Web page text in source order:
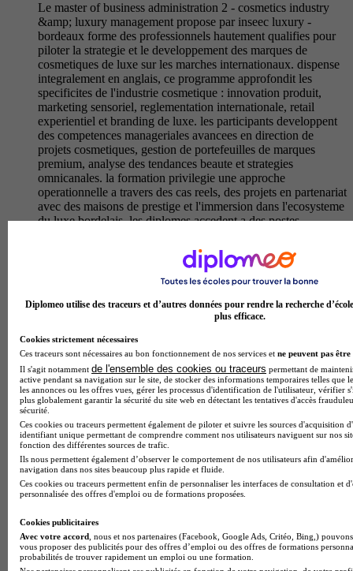
Le master of business administration 2 - cosmetics industry
&amp; luxury management propose par inseec luxury -
bordeaux forme des professionnels hautement qualifies pour
piloter la strategie et le developpement des marques de
cosmetiques de luxe sur les marches internationaux. dispense
integralement en anglais, ce programme approfondit les
specificites de l'industrie cosmetique : innovation produit,
marketing sensoriel, reglementation internationale, retail
experientiel et branding de luxe. les participants developpent
des competences manageriales avancees en direction de
projets cosmetiques, gestion de portefeuilles de marques
premium, analyse des tendances beaute et strategies
omnicanales. la formation privilegie une approche
operationnelle a travers des cas reels, des projets en partenariat
avec des maisons de prestige et l'immersion dans l'ecosysteme
du luxe bordelais. les diplomes accedent a des postes
product manager, directeur marketing beaute ou business
developer luxe au sein de groupes cosmetiques internationaux
En présentiel
MSc - In Luxury Management, Goods et
Services
Le master of science in luxury management, goods et services
propose par inseec luxury a bordeaux forme des experts
capables de piloter la strategie et le developpement des
marques de luxe sur les marches internationaux. au
programme : management de l'experience client haut de
gamme, strategies marketing et communication premium,
gestion de la distribution selective, analyse des tendances et
comportements d'achat du consommateur luxury, ainsi que la
maitrise des codes culturels et de l'excellence operationnelle
competences pointues en branding, retail management, digital
luxury et pilotage de projets innovants. a l'issue du cursus, les
diplomes evoluent vers des fonctions strategiques et
Diplomeo utilise des traceurs et d’autres données pour rendre la recherche
plus efficace.
Cookies strictement nécessaires
Ces traceurs sont nécessaires au bon fonctionnement de nos services et ne peuvent pas être
Il s'agit notamment de l'ensemble des cookies ou traceurs permettant de
active pendant sa navigation sur le site, de stocker des informations temporaires telles que
les annonces ou les offres vues, gérer les processus d'identification de l'utilisateur, vérifier
plus globalement garantir la sécurité du site web en détectant les tentatives d'accès
sécurité.
Ces cookies ou traceurs permettent également de piloter et suivre les sources d'acquisition
identifiant unique permettant de comprendre comment nos utilisateurs naviguent sur nos
fonction des différentes sources de trafic.
Ils nous permettent également d’observer le comportement de nos utilisateurs afin
navigation dans nos sites beaucoup plus rapide et fluide.
Ces cookies ou traceurs permettent enfin de personnaliser les interfaces de consultation et
personnalisée des offres d'emploi ou de formations proposées.
Cookies publicitaires
Avec votre accord , nous et nos partenaires (Facebook, Google Ads, Critéo, Bing,)
vous proposer des publicités pour des offres d’emploi ou des offres de formations
probabilités de trouver rapidement un emploi ou une formation.